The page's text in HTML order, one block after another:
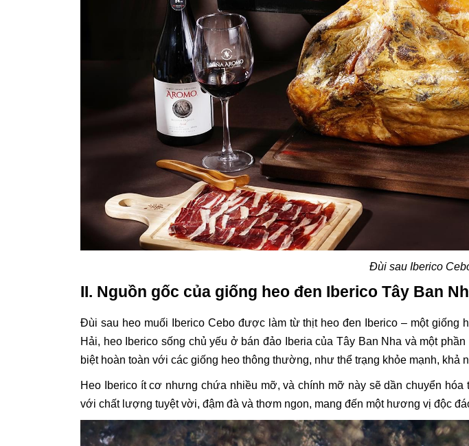
Đùi sau Iberico
II. Nguồn gốc của giống heo đen Iberico Tây Ban
Đùi sau heo muối Iberico Cebo được làm từ thịt heo đen Iberico – một
Hải, heo Iberico sống chủ yếu ở bán đảo Iberia của Tây Ban Nha và một
biệt hoàn toàn với các giống heo thông thường, như thể trạng khỏe mạnh, khả
Heo Iberico ít cơ nhưng chứa nhiều mỡ, và chính mỡ này sẽ dần chuyển
với chất lượng tuyệt vời, đậm đà và thơm ngon, mang đến một hương vị độc